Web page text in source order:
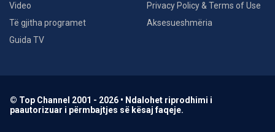
Video
Të gjitha programet
Guida TV
Privacy Policy & Terms of Use
Aksesueshmëria
© Top Channel 2001 - 2026 • Ndalohet riprodhimi i
paautorizuar i përmbajtjes së kësaj faqeje.